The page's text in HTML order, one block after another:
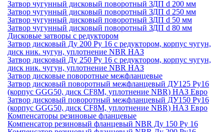
Затвор чугунный дисковый поворотный ЗДП d 200 мм
Затвор чугунный дисковый поворотный ЗДП d 250 мм
Затвор чугунный дисковый поворотный ЗДП d 50 мм
Затвор чугунный дисковый поворотный ЗДП d 80 мм
Дисковые затворы с редуктором
Затвор дисковый Ду 200 Ру 16 с редуктором, корпус чугун,
диск ник. чугун, уплотнение NBR НАЗ
Затвор дисковый Ду 250 Ру 16 с редуктором, корпус чугун,
диск ник. чугун, уплотнение NBR НАЗ
Затвор дисковые поворотные межфланцевые
Затвор дисковый поворотный межфланцевый ДУ125 Ру16
(корпус GGG50, диск CF8М, уплотнение NBR) НАЗ Евро
Затвор дисковый поворотный межфланцевый ДУ150 Ру16
(корпус GGG50, диск CF8М, уплотнение NBR) НАЗ Евро
Компенсаторы резиновые фланцевые
Компенсатор резиновый фланцевый NBR Ду 150 Ру 16